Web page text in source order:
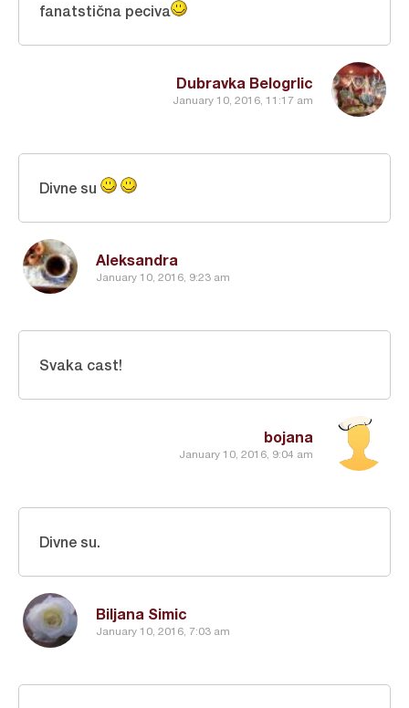
Dubravka Belogrlic
January 10, 2016, 11:17 am
fanatstična peciva
Aleksandra
January 10, 2016, 9:23 am
Divne su
bojana
January 10, 2016, 9:04 am
Svaka cast!
Biljana Simic
January 10, 2016, 7:03 am
Divne su.